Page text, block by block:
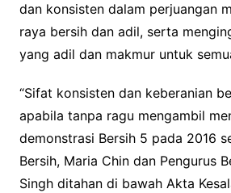
dan konsisten dalam perjuangan
raya bersih dan adil, serta
yang adil dan makmur untuk
“Sifat konsisten dan keberanian
apabila tanpa ragu mengambil
demonstrasi Bersih 5 pada 2016
Bersih, Maria Chin dan Pengurus
Singh ditahan di bawah Akta